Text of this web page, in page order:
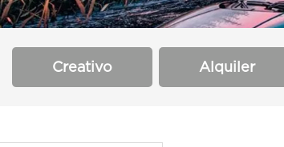
Creativo Alquiler